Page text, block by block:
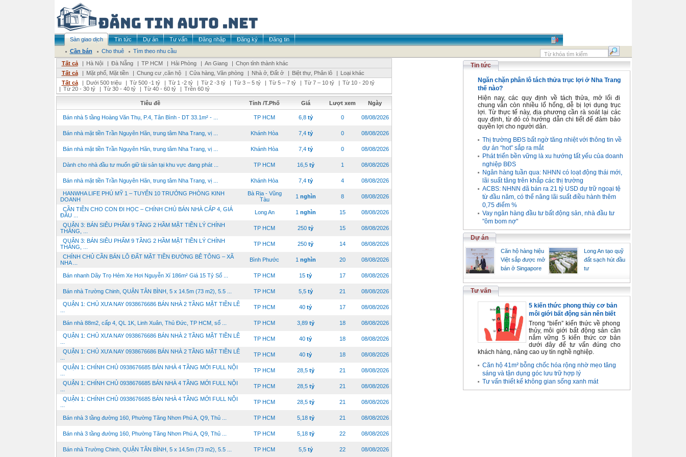
Sàn giao dịch Tin tức Dự án Tư vấn Đăng nhập Đăng ký
Đăng tin
Cần bán
Cho thuê
Tìm theo nhu cầu
Tất cả
| Hà Nội | Đà Nẵng | TP HCM | Hải Phòng | An Giang | Chọn tỉnh thành khác
Tất cả
| Mặt phố, Mặt tiền | Chung cư ,căn hộ | Cửa hàng, Văn phòng | Nhà ở, Đất ở | Biệt thự, Phân lô | Loại khác
Tất cả
| Dưới 500 triệu | Từ 500 -1 tỷ | Từ 1 -2 tỷ | Từ 2 -3 tỷ | Từ 3 – 5 tỷ | Từ 5 – 7 tỷ | Từ 7 – 10 tỷ | Từ 10 - 20 tỷ
| Từ 20 - 30 tỷ | Từ 30 - 40 tỷ | Từ 40 - 60 tỷ | Trên 60 tỷ
Tiêu đề Tỉnh /T.Phố Giá Lượt xem Ngày
Bán nhà 5 tầng Hoàng Văn Thụ, P.4, Tân Bình - DT 33.1m² - ... TP HCM 6,8 tỷ 0 08/08/2026
Bán nhà mặt tiền Trần Nguyên Hãn, trung tâm Nha Trang, vị ... Khánh Hòa 7,4 tỷ 0 08/08/2026
Bán nhà mặt tiền Trần Nguyên Hãn, trung tâm Nha Trang, vị ... Khánh Hòa 7,4 tỷ 0 08/08/2026
Dành cho nhà đầu tư muốn giữ tài sản tại khu vực đang phát ... TP HCM 16,5 tỷ 1 08/08/2026
Bán nhà mặt tiền Trần Nguyên Hãn, trung tâm Nha Trang, vị ... Khánh Hòa 7,4 tỷ 4 08/08/2026
HANWHA LIFE PHÚ MỸ 1 – TUYỂN 10 TRƯỞNG PHÒNG KINH
DOANH
Bà Rịa - Vũng
Tàu
1 nghìn 8 08/08/2026
CẦN TIỀN CHO CON ĐI HỌC – CHÍNH CHỦ BÁN NHÀ CẤP 4, GIÁ
ĐẦU ...
Long An 1 nghìn 15 08/08/2026
QUẬN 3: BÁN SIÊU PHẨM 9 TẦNG 2 HẦM MẶT TIỀN LÝ CHÍNH
THẮNG, ...
TP HCM 250 tỷ 15 08/08/2026
QUẬN 3: BÁN SIÊU PHẨM 9 TẦNG 2 HẦM MẶT TIỀN LÝ CHÍNH
THẮNG, ...
TP HCM 250 tỷ 14 08/08/2026
CHÍNH CHỦ CẦN BÁN LÔ ĐẤT MẶT TIỀN ĐƯỜNG BÊ TÔNG – XÃ
NHA ...
Bình Phước 1 nghìn 20 08/08/2026
Bán nhanh Dãy Trọ Hẻm Xe Hơi Nguyễn Xí 186m² Giá 15 Tỷ Sổ ... TP HCM 15 tỷ 17 08/08/2026
Bán nhà Trường Chinh, QUẬN TÂN BÌNH, 5 x 14.5m (73 m2), 5.5 ... TP HCM 5,5 tỷ 21 08/08/2026
QUẬN 1: CHỦ XƯA NAY 0938676686 BÁN NHÀ 2 TẦNG MẶT TIỀN LÊ
TP HCM 40 tỷ 17 08/08/2026
Bán nhà 88m2, cấp 4, QL 1K, Linh Xuân, Thủ Đức, TP HCM, sổ ... TP HCM 3,89 tỷ 18 08/08/2026
QUẬN 1: CHỦ XƯA NAY 0938676686 BÁN NHÀ 2 TẦNG MẶT TIỀN LÊ
TP HCM 40 tỷ 18 08/08/2026
QUẬN 1: CHỦ XƯA NAY 0938676686 BÁN NHÀ 2 TẦNG MẶT TIỀN LÊ
TP HCM 40 tỷ 18 08/08/2026
QUẬN 1: CHÍNH CHỦ 0938676685 BÁN NHÀ 4 TẦNG MỚI FULL NỘI
TP HCM 28,5 tỷ 21 08/08/2026
QUẬN 1: CHÍNH CHỦ 0938676685 BÁN NHÀ 4 TẦNG MỚI FULL NỘI
TP HCM 28,5 tỷ 21 08/08/2026
QUẬN 1: CHÍNH CHỦ 0938676685 BÁN NHÀ 4 TẦNG MỚI FULL NỘI
TP HCM 28,5 tỷ 21 08/08/2026
Bán nhà 3 tầng đường 160, Phường Tăng Nhơn Phú A, Q9, Thủ ... TP HCM 5,18 tỷ 21 08/08/2026
Bán nhà 3 tầng đường 160, Phường Tăng Nhơn Phú A, Q9, Thủ ... TP HCM 5,18 tỷ 22 08/08/2026
Bán nhà Trường Chinh, QUẬN TÂN BÌNH, 5 x 14.5m (73 m2), 5.5 ... TP HCM 5,5 tỷ 22 08/08/2026
Tin tức
Ngăn chặn phân lô tách thửa trục lợi ở Nha Trang
thế nào?
Hiện nay, các quy định về tách thửa, mở lối đi
chung vẫn còn nhiều lổ hổng, dễ bị lợi dụng trục
lợi. Từ thực tế này, địa phương cần rà soát lại các
quy định, từ đó có hướng dẫn chi tiết để đảm bảo
quyền lợi cho người dân.
Thị trường BĐS bất ngờ tăng nhiệt với thông tin về
dự án “hot” sắp ra mắt
Phát triển bền vững là xu hướng tất yếu của doanh
nghiệp BĐS
Ngân hàng tuần qua: NHNN có loạt động thái mới,
lãi suất tăng trên khắp các thị trường
ACBS: NHNN đã bán ra 21 tỷ USD dự trữ ngoại tệ
từ đầu năm, có thể nâng lãi suất điều hành thêm
0,75 điểm %
Vay ngân hàng đầu tư bất động sản, nhà đầu tư
"ôm bom nợ"
Dự án
Căn hộ hàng hiệu
Việt sắp được mở
bán ở Singapore
Long An tạo quỹ
đất sạch hút đầu
tư
Tư vấn
5 kiến thức phong thủy cơ bản
môi giới bất động sản nên biết
Trong “biển” kiến thức về phong
thủy, môi giới bất động sản cần
nắm vững 5 kiến thức cơ bản
dưới đây để tư vấn đúng cho
khách hàng, nâng cao uy tín nghề nghiệp.
Căn hộ 41m² bỗng chốc hóa rộng nhờ mẹo tăng
sáng và tận dụng góc lưu trữ hợp lý
Tư vấn thiết kế không gian sống xanh mát